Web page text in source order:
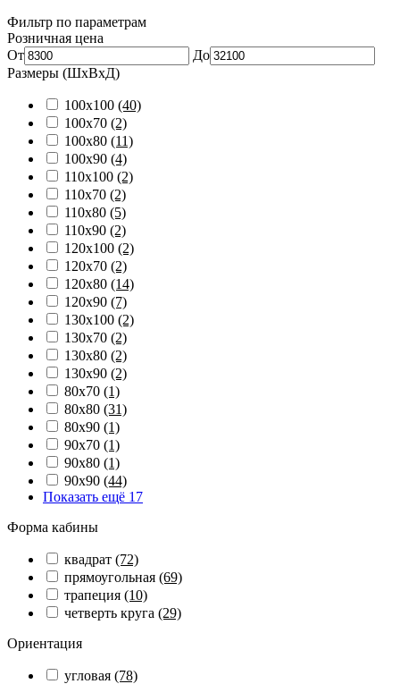
Фильтр по параметрам
Розничная цена
От
До
Размеры (ШхВхД)
100x100 (40)
100x70 (2)
100x80 (11)
100x90 (4)
110x100 (2)
110x70 (2)
110x80 (5)
110x90 (2)
120x100 (2)
120x70 (2)
120x80 (14)
120x90 (7)
130x100 (2)
130x70 (2)
130x80 (2)
130x90 (2)
80x70 (1)
80x80 (31)
80x90 (1)
90x70 (1)
90x80 (1)
90x90 (44)
Показать ещё 17
Форма кабины
квадрат (72)
прямоугольная (69)
трапеция (10)
четверть круга (29)
Ориентация
угловая (78)